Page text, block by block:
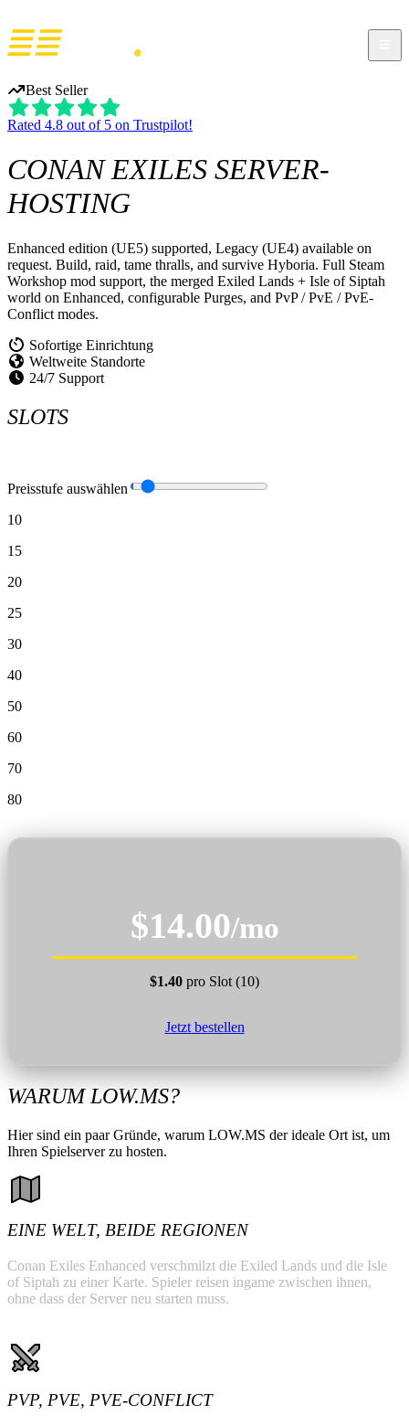
Best Seller
Rated 4.8 out of 5 on Trustpilot!
CONAN EXILES SERVER-
HOSTING
Enhanced edition (UE5) supported, Legacy (UE4) available on
request. Build, raid, tame thralls, and survive Hyboria. Full Steam
Workshop mod support, the merged Exiled Lands + Isle of Siptah
world on Enhanced, configurable Purges, and PvP / PvE / PvE-
Conflict modes.
Sofortige Einrichtung
Weltweite Standorte
24/7 Support
SLOTS
Preisstufe auswählen
10
15
20
25
30
40
50
60
70
80
$14.00/mo
$1.40 pro Slot (10)
Jetzt bestellen
WARUM LOW.MS?
Hier sind ein paar Gründe, warum LOW.MS der ideale Ort ist, um
Ihren Spielserver zu hosten.
EINE WELT, BEIDE REGIONEN
Conan Exiles Enhanced verschmilzt die Exiled Lands und die Isle
of Siptah zu einer Karte. Spieler reisen ingame zwischen ihnen,
ohne dass der Server neu starten muss.
PVP, PVE, PVE-CONFLICT